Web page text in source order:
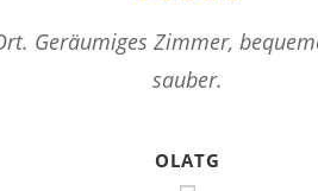
Geräumiges Zimmer,
sauber.
OLATG